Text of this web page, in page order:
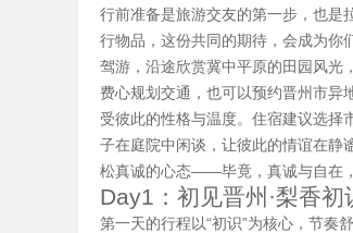
行前准备是旅游交友的第一步，也是
行物品，这份共同的期待，会成为你
驾游，沿途欣赏冀中平原的田园风光
费心规划交通，也可以预约晋州市异
受彼此的性格与温度。住宿建议选择
子在庭院中闲谈，让彼此的情谊在静
松真诚的心态——毕竟，真诚与自在
Day1：初见晋州·梨香
第一天的行程以“初识”为核心，节奏